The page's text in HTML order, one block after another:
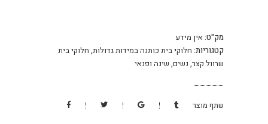
מק"ט: אין מידע
קטגוריות: חלוקי בית כותנה במידות גדולות, חלוקי בית
שרוול קצר, נשים, שינה ופנאי
שתף מוצר